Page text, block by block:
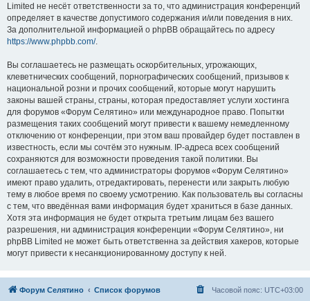
Limited не несёт ответственности за то, что администрация конференций
определяет в качестве допустимого содержания и/или поведения в них.
За дополнительной информацией о phpBB обращайтесь по адресу
https://www.phpbb.com/.
Вы соглашаетесь не размещать оскорбительных, угрожающих,
клеветнических сообщений, порнографических сообщений, призывов к
национальной розни и прочих сообщений, которые могут нарушить
законы вашей страны, страны, которая предоставляет услуги хостинга
для форумов «Форум Селятино» или международное право. Попытки
размещения таких сообщений могут привести к вашему немедленному
отключению от конференции, при этом ваш провайдер будет поставлен в
известность, если мы сочтём это нужным. IP-адреса всех сообщений
сохраняются для возможности проведения такой политики. Вы
соглашаетесь с тем, что администраторы форумов «Форум Селятино»
имеют право удалить, отредактировать, перенести или закрыть любую
тему в любое время по своему усмотрению. Как пользователь вы согласны
с тем, что введённая вами информация будет храниться в базе данных.
Хотя эта информация не будет открыта третьим лицам без вашего
разрешения, ни администрация конференции «Форум Селятино», ни
phpBB Limited не может быть ответственна за действия хакеров, которые
могут привести к несанкционированному доступу к ней.
Форум Селятино Список форумов Часовой пояс: UTC+03:00